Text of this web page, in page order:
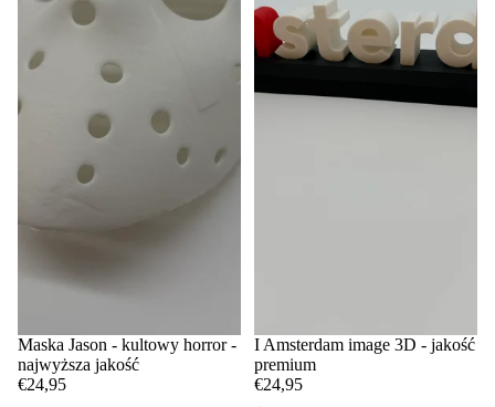
Maska Jason - kultowy horror -
najwyższa jakość
€24,95
I Amsterdam image 3D - jakość
premium
€24,95